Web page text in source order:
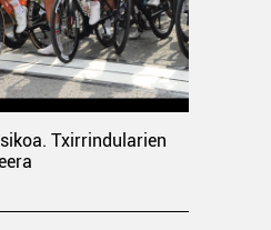
Txirrindularien